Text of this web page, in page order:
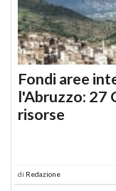
Fondi aree
l'Abruzzo: 27
risorse
di Redazione